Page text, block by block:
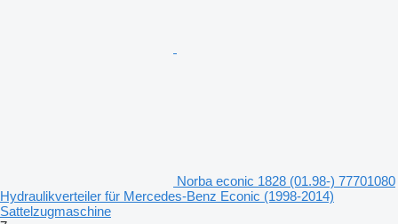
Norba econic 1828 (01.98-) 77701080
Hydraulikverteiler für Mercedes-Benz Econic (1998-2014)
Sattelzugmaschine